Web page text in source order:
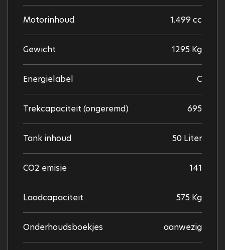
Motorinhoud 1.499 cc
Gewicht 1295 Kg
Energielabel C
Trekcapaciteit (ongeremd) 695
Tank inhoud 50 Liter
CO2 emisie 141
Laadcapaciteit 575 Kg
Onderhoudsboekjes aanwezig